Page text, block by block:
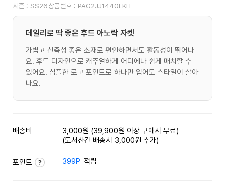
시즌 : SS26상품번호 : PAG2JJ1440LKH
데일리로 딱 좋은 후드 아노락 자켓
가볍고 신축성 좋은 소재로 편안하면서도 활동성이 뛰어나
요. 후드 디자인으로 캐주얼하게 어디에나 쉽게 매치할 수
있어요. 심플한 로고 포인트로 하나만 입어도 스타일이 살아
나요.
배송비
3,000원 (39,900원 이상 구매시 무료)
(도서산간 배송시 3,000원 추가)
포인트 399P 적립